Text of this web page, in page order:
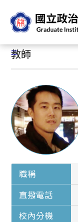
到
主
要
內
首頁 系所介紹
:::
教師
職稱
直撥電話
校內分機